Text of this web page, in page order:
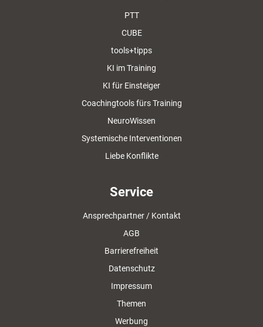
PTT
CUBE
tools+tipps
KI im Training
KI für Einsteiger
Coachingtools fürs Training
NeuroWissen
Systemische Interventionen
Liebe Konflikte
Service
Ansprechpartner / Kontakt
AGB
Barrierefreiheit
Datenschutz
Impressum
Themen
Werbung